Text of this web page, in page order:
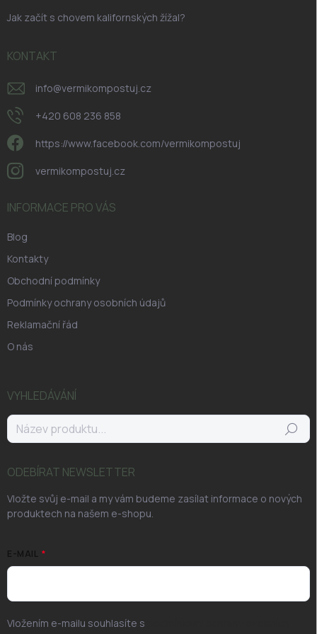
Jak začít s chovem kalifornských žížal?
KONTAKT
info@vermikompostuj.cz
+420 608 236 858
https://www.facebook.com/vermikompostuj
vermikompostuj.cz
INFORMACE PRO VÁS
Blog
Kontakty
Obchodní podmínky
Podmínky ochrany osobních údajů
Reklamační řád
O nás
VYHLEDÁVÁNÍ
Hledat
ODEBÍRAT NEWSLETTER
Vložte svůj e-mail a my vám budeme zasílat informace o nových
produktech na našem e-shopu.
E-MAIL
Vložením e-mailu souhlasíte s